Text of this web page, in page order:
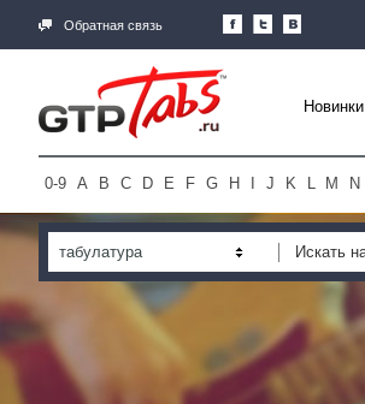
Обратная связь
Новинки
0-9 A B C D E F G H J K L M N
табулатура